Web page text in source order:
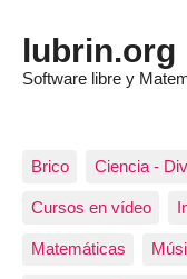
lubrin.org
Software libre y
Brico Ciencia -
Cursos en vídeo
Matemáticas